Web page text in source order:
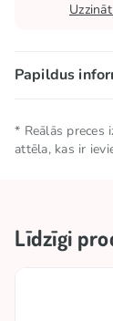
Papildus
Zīmols
* Reālās preces
attēla, kas ir
Līdzīgi